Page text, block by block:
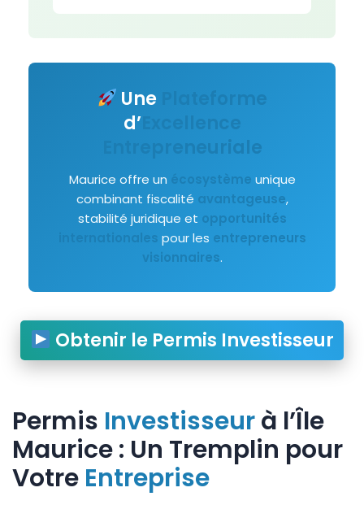
Une
Plateforme
d’Excellence
Entrepreneuriale
Maurice offre un écosystème unique
combinant fiscalité avantageuse,
stabilité juridique et opportunités
internationales pour les entrepreneurs
visionnaires.
Obtenir le Permis Investisseur
Permis Investisseurà l’Île
Maurice : Un Tremplin pour
Votre Entreprise